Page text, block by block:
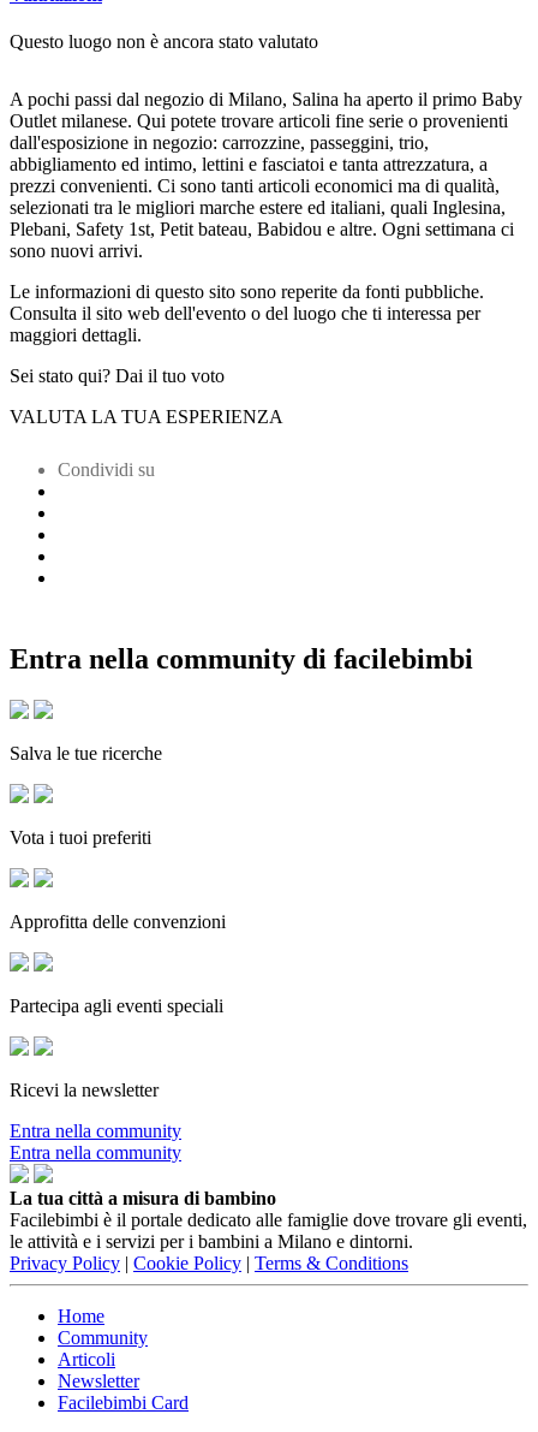
Questo luogo non è ancora stato valutato
A pochi passi dal negozio di Milano, Salina ha aperto il primo Baby
Outlet milanese. Qui potete trovare articoli fine serie o provenienti
dall'esposizione in negozio: carrozzine, passeggini, trio,
abbigliamento ed intimo, lettini e fasciatoi e tanta attrezzatura, a
prezzi convenienti. Ci sono tanti articoli economici ma di qualità,
selezionati tra le migliori marche estere ed italiani, quali Inglesina,
Plebani, Safety 1st, Petit bateau, Babidou e altre. Ogni settimana ci
sono nuovi arrivi.
Le informazioni di questo sito sono reperite da fonti pubbliche.
Consulta il sito web dell'evento o del luogo che ti interessa per
maggiori dettagli.
Sei stato qui? Dai il tuo voto
VALUTA LA TUA ESPERIENZA
Condividi su
Entra nella community di facilebimbi
Salva le tue ricerche
Vota i tuoi preferiti
Approfitta delle convenzioni
Partecipa agli eventi speciali
Ricevi la newsletter
Entra nella community
Entra nella community
La tua città a misura di bambino
Facilebimbi è il portale dedicato alle famiglie dove trovare gli eventi,
le attività e i servizi per i bambini a Milano e dintorni.
Privacy Policy | Cookie Policy | Terms & Conditions
Home
Community
Articoli
Newsletter
Facilebimbi Card